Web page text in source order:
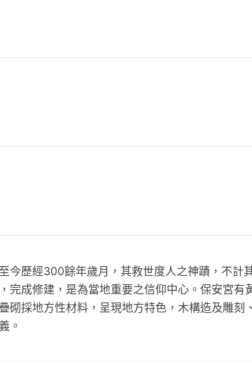
今歷經300餘年歲月，其救世度人之神蹟，不計
完成修建，是為當地重要之信仰中心。保安宮有
砌採地方性材料，呈現地方特色，木構造及雕刻
。